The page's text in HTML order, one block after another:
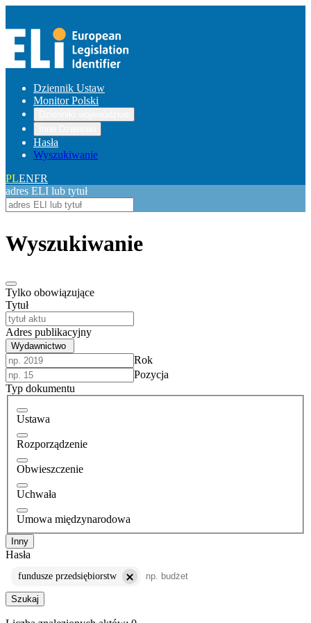
Dziennik Ustaw
Monitor Polski
Hasła
Wyszukiwanie
PLENFR
adres ELI lub tytuł
Wyszukiwanie
Tylko obowiązujące
Tytuł
Adres publikacyjny
Wydawnictwo
Rok
Pozycja
Typ dokumentu
Ustawa
Rozporządzenie
Obwieszczenie
Uchwała
Umowa międzynarodowa
Inny
Hasła
fundusze przedsiębiorstw
Szukaj